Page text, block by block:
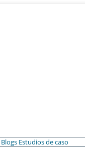
Blogs Estudios de caso